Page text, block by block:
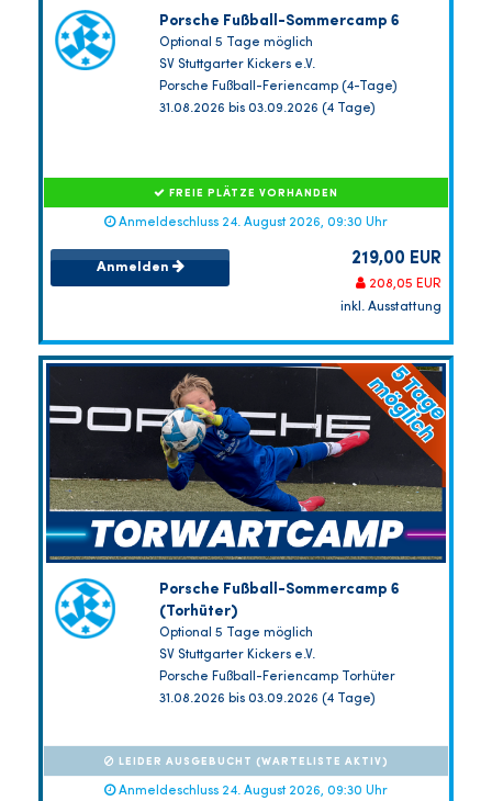
Porsche Fußball-Sommercamp 6
Optional 5 Tage möglich
SV Stuttgarter Kickers e.V.
Porsche Fußball-Feriencamp (4-Tage)
31.08.2026 bis 03.09.2026 (4 Tage)
FREIE PLÄTZE VORHANDEN
Anmeldeschluss 24. August 2026, 09:30 Uhr
Anmelden 219,00 EUR
208,05 EUR
inkl. Ausstattung
Porsche Fußball-Sommercamp 6
(Torhüter)
Optional 5 Tage möglich
SV Stuttgarter Kickers e.V.
Porsche Fußball-Feriencamp Torhüter
31.08.2026 bis 03.09.2026 (4 Tage)
LEIDER AUSGEBUCHT (WARTELISTE AKTIV)
Anmeldeschluss 24. August 2026, 09:30 Uhr